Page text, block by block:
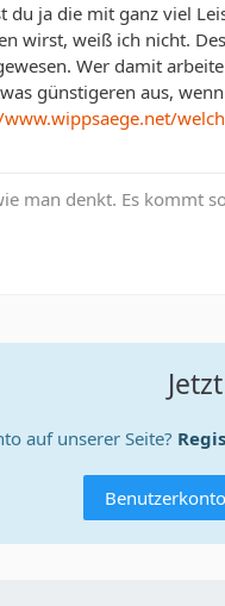
du ja die mit ganz viel
wirst, weiß ich nicht.
Wer damit
günstigeren aus,
man denkt. Es kommt
auf unserer Seite?